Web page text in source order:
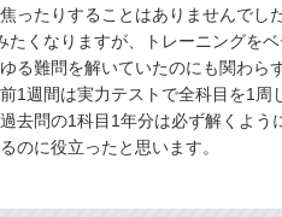
ったりすることはありませんでした
くなりますが、トレーニングを
る難問を解いていたのにも関わら
1週間は実力テストで全科目を1周
去問の1科目1年分は必ず解くよう
のに役立ったと思います。